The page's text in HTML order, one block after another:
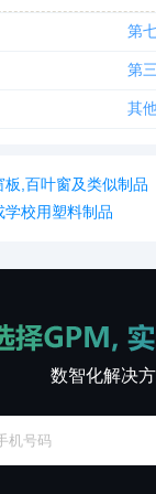
第
第
其
,百叶窗及类似制品
校用塑料制品
数智化解决